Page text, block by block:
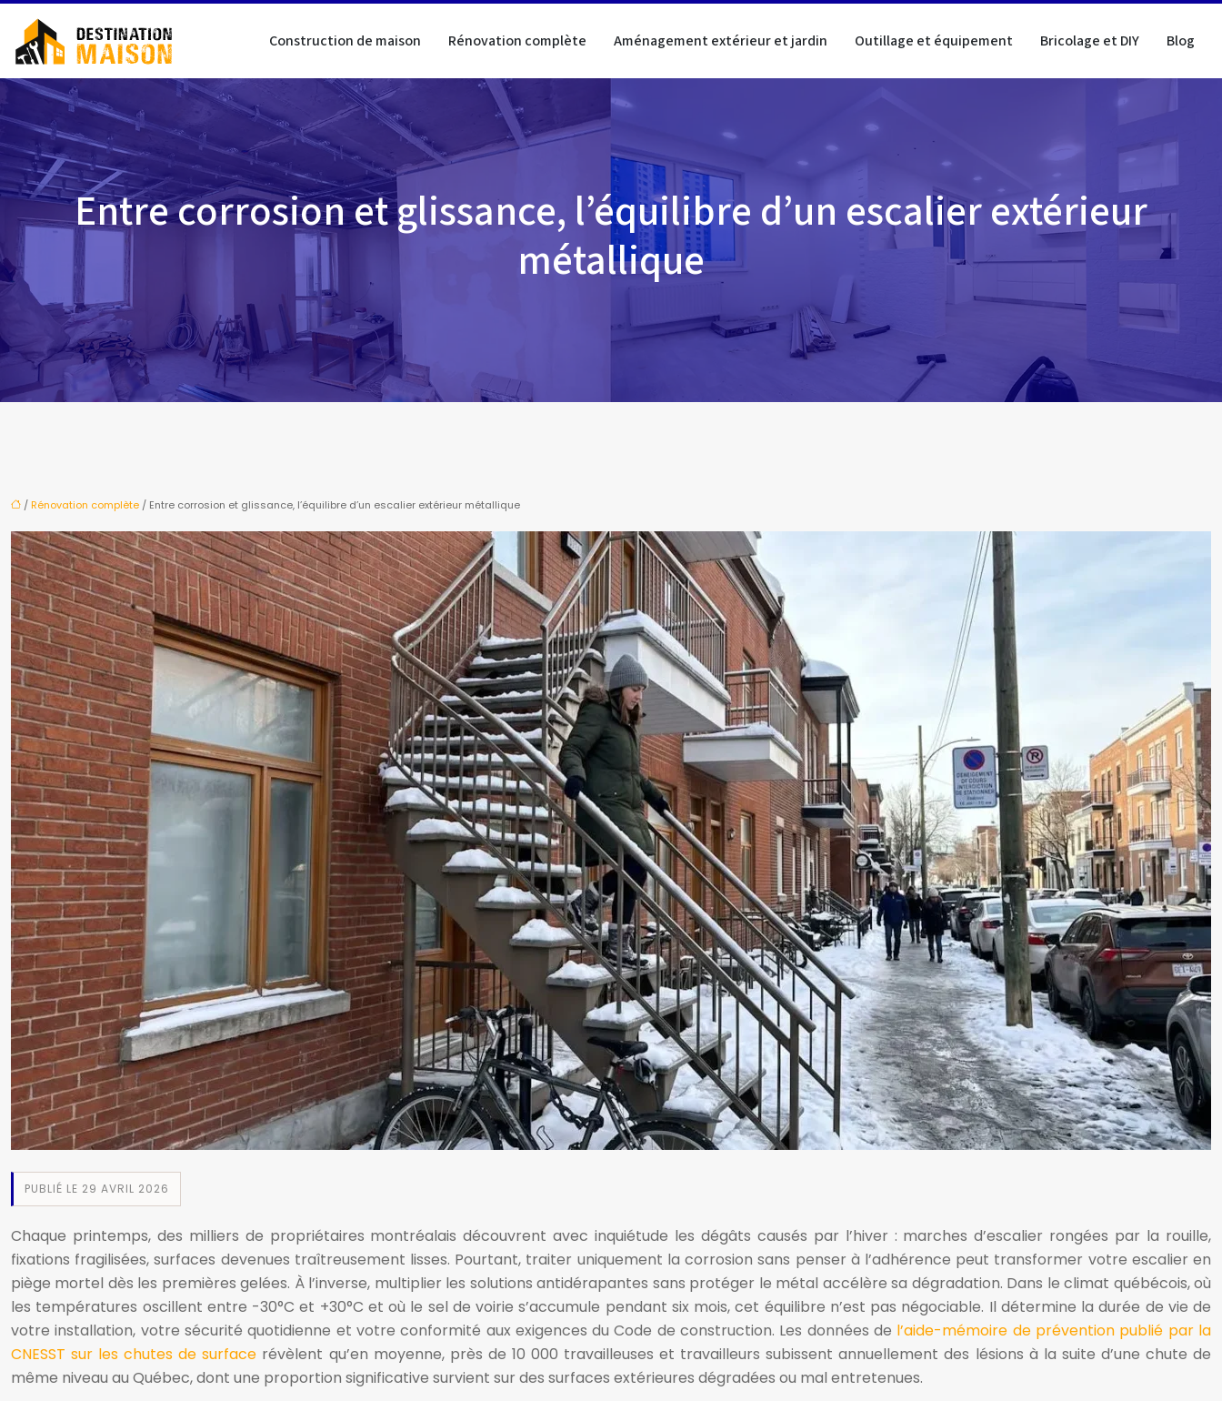
Construction de maison Rénovation complète Aménagement extérieur et jardin Outillage et équipement Bricolage et DIY Blog
Entre corrosion et glissance, l’équilibre d’un escalier extérieur
métallique
/Rénovation complète / Entre corrosion et glissance, l’équilibre d’un escalier extérieur métallique
PUBLIÉ LE 29 AVRIL 2026
Chaque printemps, des milliers de propriétaires montréalais découvrent avec inquiétude les dégâts causés par l’hiver : marches d’escalier rongées par la rouille,
fixations fragilisées, surfaces devenues traîtreusement lisses. Pourtant, traiter uniquement la corrosion sans penser à l’adhérence peut transformer votre escalier en
piège mortel dès les premières gelées. À l’inverse, multiplier les solutions antidérapantes sans protéger le métal accélère sa dégradation. Dans le climat québécois, où
les températures oscillent entre -30°C et +30°C et où le sel de voirie s’accumule pendant six mois, cet équilibre n’est pas négociable. Il détermine la durée de vie de
votre installation, votre sécurité quotidienne et votre conformité aux exigences du Code de construction. Les données de l’aide-mémoire de prévention publié par la
CNESST sur les chutes de surface révèlent qu’en moyenne, près de 10 000 travailleuses et travailleurs subissent annuellement des lésions à la suite d’une chute de
même niveau au Québec, dont une proportion significative survient sur des surfaces extérieures dégradées ou mal entretenues.